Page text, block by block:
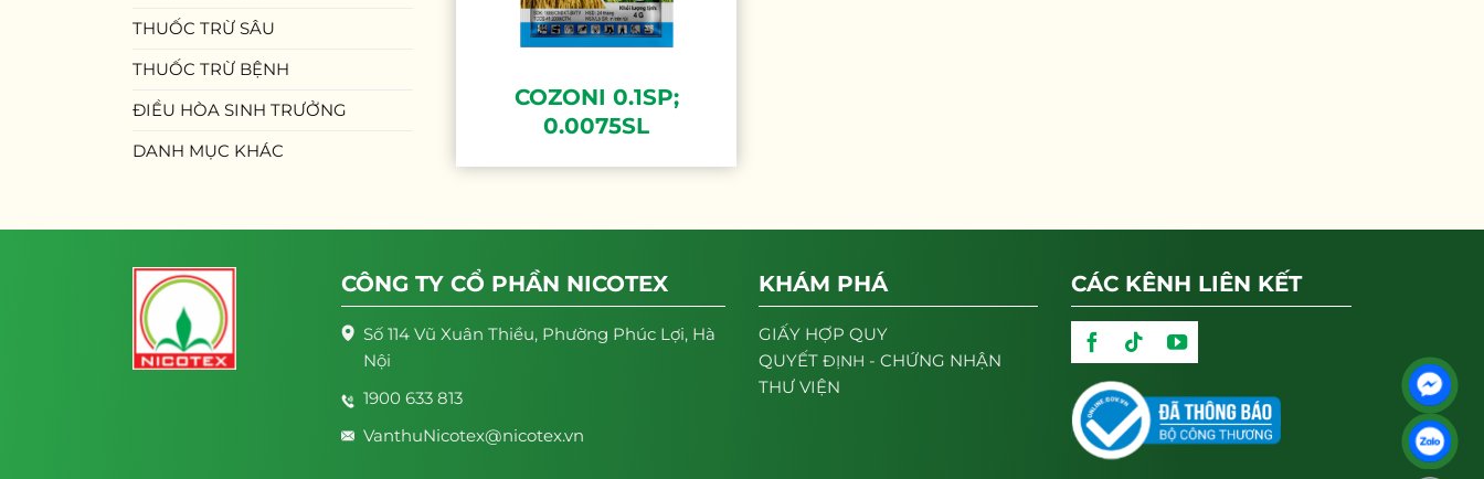
THUỐC TRỪ SÂU
THUỐC TRỪ BỆNH
ĐIỀU HÒA SINH TRƯỞNG
DANH MỤC KHÁC
COZONI 0.1SP;
0.0075SL
CÔNG TY CỔ PHẦN NICOTEX
Số 114 Vũ Xuân Thiều, Phường Phúc Lợi, Hà
Nội
1900 633 813
VanthuNicotex@nicotex.vn
KHÁM PHÁ
GIẤY HỢP QUY
QUYẾT ĐỊNH - CHỨNG NHẬN
THƯ VIỆN
CÁC KÊNH LIÊN KẾT